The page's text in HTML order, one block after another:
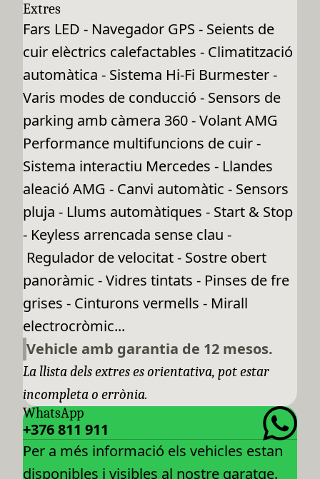
Extres
Fars LED - Navegador GPS - Seients de
cuir elèctrics calefactables - Climatització
automàtica - Sistema Hi-Fi Burmester -
Varis modes de conducció - Sensors de
parking amb càmera 360 - Volant AMG
Performance multifuncions de cuir -
Sistema interactiu Mercedes - Llandes
aleació AMG - Canvi automàtic - Sensors
pluja - Llums automàtiques - Start & Stop
- Keyless arrencada sense clau -
Regulador de velocitat - Sostre obert
panoràmic - Vidres tintats - Pinses de fre
grises - Cinturons vermells - Mirall
electrocròmic...
Vehicle amb garantia de 12 mesos.
La llista dels extres es orientativa, pot estar
incompleta o errònia.
WhatsApp
+376 811 911
Per a més informació els vehicles estan
disponibles i visibles al nostre garatge.